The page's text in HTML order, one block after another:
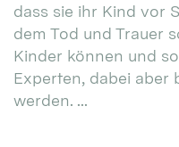
dass sie ihr Kind vor
dem Tod und Trauer
Kinder können und
Experten, dabei aber
werden. ...